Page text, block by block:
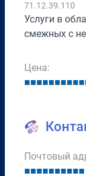
71.12.39.110
Услуги в
смежных с
Цена:
■■■■■■■■■■
Почтовый
■■■■■■■■■■